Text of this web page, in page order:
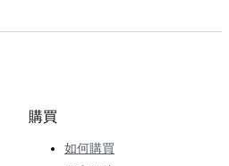
購買
如何購買